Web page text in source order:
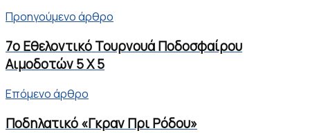
Προηγούμενο άρθρο
7ο Εθελοντικό Τουρνουά Ποδοσφαίρου
Αιμοδοτών 5 Χ 5
Επόμενο άρθρο
Ποδηλατικό «Γκραν Πρι Ρόδου»